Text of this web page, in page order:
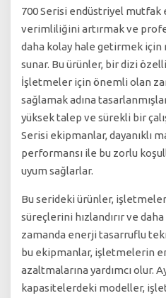
700 Serisi endüstriyel mutfak
verimliliğini artırmak ve
daha kolay hale getirmek
sunar. Bu ürünler, bir dizi
İşletmeler için önemli olan
sağlamak adına
yüksek talep ve sürekli bir
Serisi ekipmanlar, dayanıklı
performansı ile bu zorlu
uyum sağlarlar.
Bu serideki ürünler,
süreçlerini hızlandırır ve
zamanda enerji tasarruflu
bu ekipmanlar, işletmelerin
azaltmalarına yardımcı olur.
kapasitelerdeki modeller,